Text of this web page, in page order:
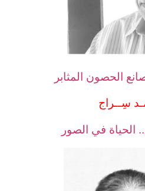
الحصون المثابر
سِــراج
في الصور